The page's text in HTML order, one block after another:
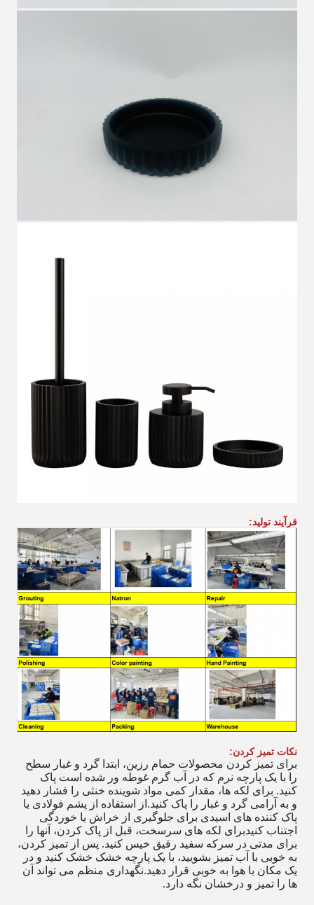
فرآیند تولید:
نکات تمیز کردن:
برای تمیز کردن محصولات حمام رزین، ابتدا گرد و غبار سطح
را با یک پارچه نرم که در آب گرم غوطه ور شده است پاک
کنید. برای لکه ها، مقدار کمی مواد شوینده خنثی را فشار دهید
و به آرامی گرد و غبار را پاک کنید.از استفاده از پشم فولادی یا
پاک کننده های اسیدی برای جلوگیری از خراش یا خوردگی
اجتناب کنیدبرای لکه های سرسخت، قبل از پاک کردن، آنها را
برای مدتی در سرکه سفید رقیق خیس کنید. پس از تمیز کردن،
به خوبی با آب تمیز بشویید، با یک پارچه خشک خشک کنید و در
یک مکان با هوا به خوبی قرار دهید.نگهداری منظم می تواند آن
ها را تمیز و درخشان نگه دارد.